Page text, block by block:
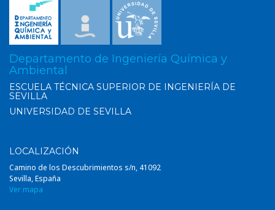
Departamento de Ingeniería Química y
Ambiental
ESCUELA TÉCNICA SUPERIOR DE INGENIERÍA DE
SEVILLA
UNIVERSIDAD DE SEVILLA
LOCALIZACIÓN
Camino de los Descubrimientos s/n, 41092
Sevilla, España
Ver mapa